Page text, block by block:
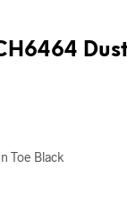
Toe Black